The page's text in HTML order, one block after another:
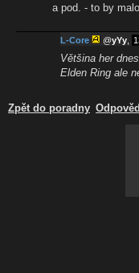
a pod. - to by
L-Core @yYy
Většina her
Elden Ring ale
Zpět do poradny